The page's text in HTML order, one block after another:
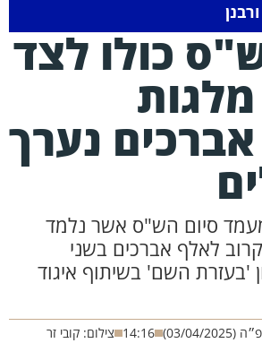
כולו לצד
נערך
סיום הש"ס אשר נלמד
לאלף אברכים בשני
השם' בשיתוף איגוד
14:16 צילום: קובי זר